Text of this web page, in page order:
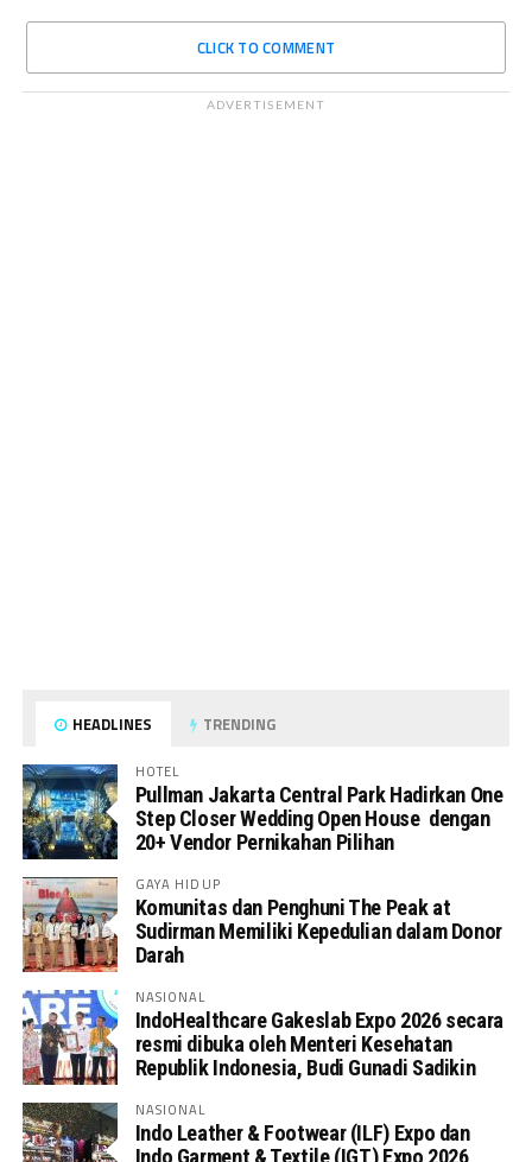
CLICK TO COMMENT
ADVERTISEMENT
HEADLINES TRENDING
HOTEL
Pullman Jakarta Central Park Hadirkan One
Step Closer Wedding Open House dengan
20+ Vendor Pernikahan Pilihan
GAYA HIDUP
Komunitas dan Penghuni The Peak at
Sudirman Memiliki Kepedulian dalam Donor
Darah
NASIONAL
IndoHealthcare Gakeslab Expo 2026 secara
resmi dibuka oleh Menteri Kesehatan
Republik Indonesia, Budi Gunadi Sadikin
NASIONAL
Indo Leather & Footwear (ILF) Expo dan
Indo Garment & Textile (IGT) Expo 2026